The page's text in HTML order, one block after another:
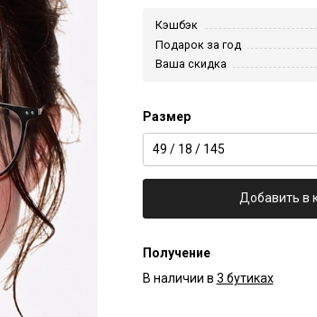
Кэшбэк
Подарок за год
Ваша скидка
Размер
49 / 18 / 145
Добавить в
Получение
В наличии в 3 бутиках